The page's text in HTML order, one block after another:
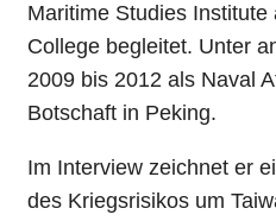
Maritime Studies Institute
College begleitet. Unter
2009 bis 2012 als Naval
Botschaft in Peking.
Im Interview zeichnet er
des Kriegsrisikos um